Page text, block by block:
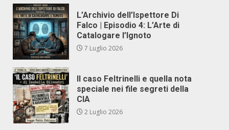
L’Archivio dell’Ispettore Di
Falco | Episodio 4: L’Arte di
Catalogare l’Ignoto
7 Luglio 2026
Il caso Feltrinelli e quella nota
speciale nei file segreti della
CIA
2 Luglio 2026